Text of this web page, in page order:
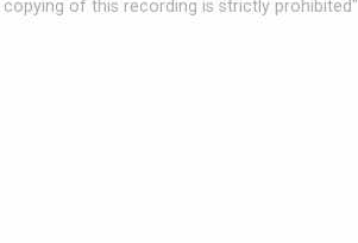
copying of this recording is strictly prohibited"